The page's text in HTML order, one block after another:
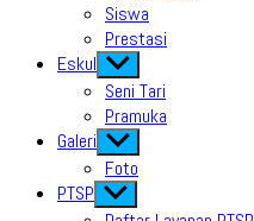
Siswa
Prestasi
Eskul Show
sub
menu
Seni Tari
Pramuka
Galeri Show
sub
menu
Foto
PTSP Show
sub